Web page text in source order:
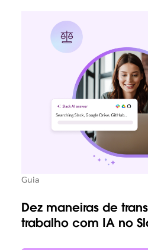
Guia
Dez maneiras de
trabalho com IA no